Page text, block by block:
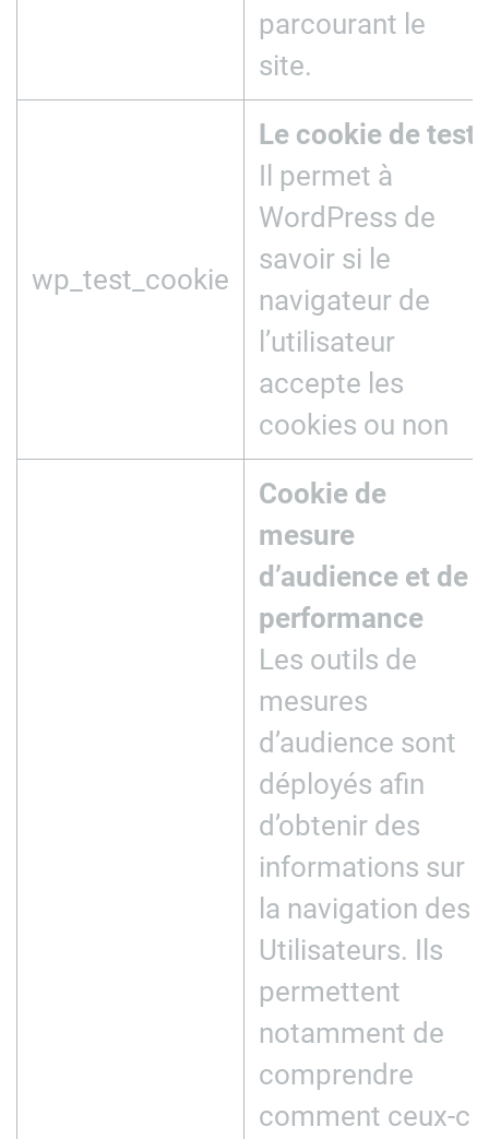
parcourant le
site.
wp_test_cookie
Le cookie de test
Il permet à
WordPress de
savoir si le
navigateur de
l’utilisateur
accepte les
cookies ou non
Cookie de
mesure
d’audience et de
performance
Les outils de
mesures
d’audience sont
déployés afin
d’obtenir des
informations sur
la navigation des
Utilisateurs. Ils
permettent
notamment de
comprendre
comment ceux-ci